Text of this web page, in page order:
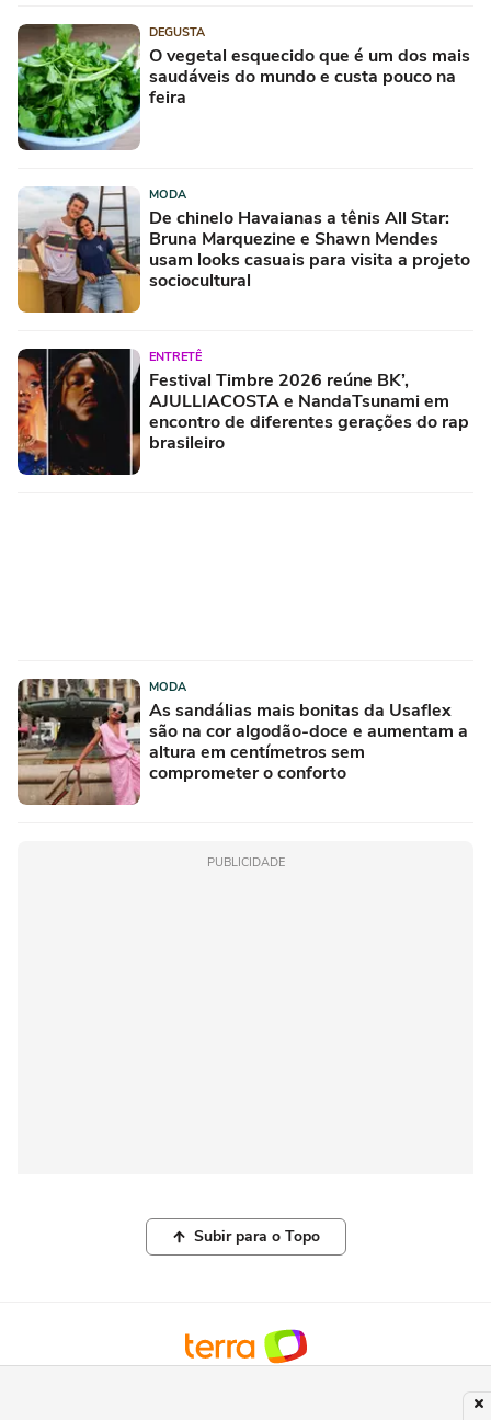
DEGUSTA
O vegetal esquecido que é um dos mais
saudáveis do mundo e custa pouco na
feira
MODA
De chinelo Havaianas a tênis All Star:
Bruna Marquezine e Shawn Mendes
usam looks casuais para visita a projeto
sociocultural
ENTRETÊ
Festival Timbre 2026 reúne BK’,
AJULLIACOSTA e NandaTsunami em
encontro de diferentes gerações do rap
brasileiro
MODA
As sandálias mais bonitas da Usaflex
são na cor algodão-doce e aumentam a
altura em centímetros sem
comprometer o conforto
PUBLICIDADE
Subir para o Topo